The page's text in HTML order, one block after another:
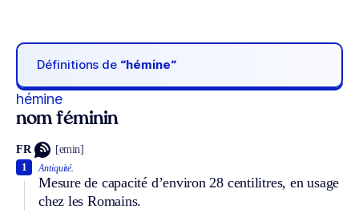
Définitions de “hémine“
hémine
nom féminin
FR [emin]
Antiquité.
Mesure de capacité d’environ 28 centilitres, en usage
chez les Romains.
1